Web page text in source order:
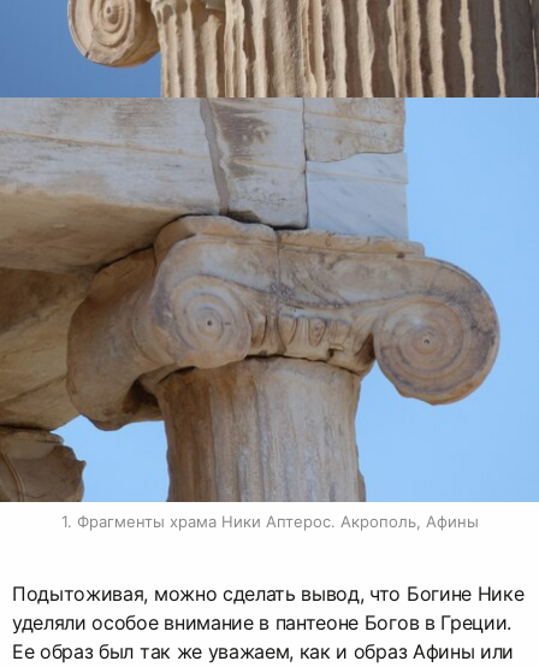
1. Фрагменты храма Ники Аптерос. Акрополь, Афины
Подытоживая, можно сделать вывод, что Богине Нике
уделяли особое внимание в пантеоне Богов в Греции.
Ее образ был так же уважаем, как и образ Афины или